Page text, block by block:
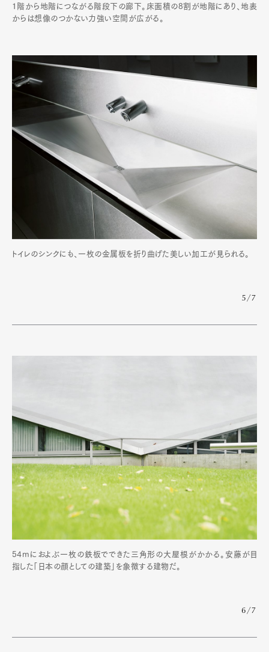
1階から地階につながる階段下の廊下。床面積の8割が地階にあり、地表
からは想像のつかない力強い空間が広がる。
トイレのシンクにも、一枚の金属板を折り曲げた美しい加工が見られる。
5/7
54mにおよぶ一枚の鉄板でできた三角形の大屋根がかかる。安藤が目
指した「日本の顔としての建築」を象徴する建物だ。
6/7